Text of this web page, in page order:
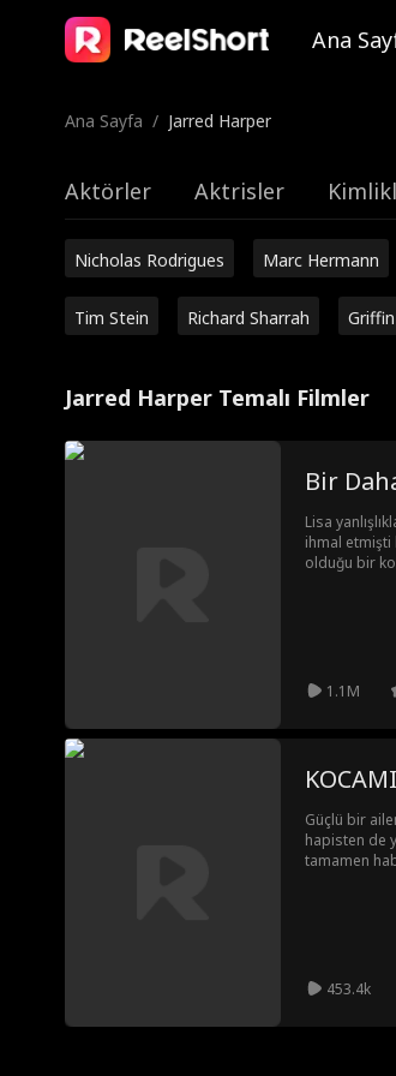
Ana
Ana Sayfa / Jarred Harper
Aktörler Aktrisler
Nicholas Rodrigues Marc Hermann
Tim Stein Richard Sharrah
Jarred Harper Temalı Filmler
Bir
Lisa
ihmal etmişti
olduğu bir
1.1M
Güçlü bir
hapisten de
tamamen
453.4k